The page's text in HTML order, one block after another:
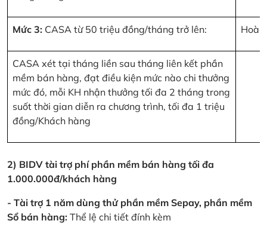
Mức 3: CASA từ 50 triệu đồng/tháng trở lên:
CASA xét tại tháng liền sau tháng liên kết phần
mềm bán hàng, đạt điều kiện mức nào chi thưởng
mức đó, mỗi KH nhận thưởng tối đa 2 tháng trong
suốt thời gian diễn ra chương trình, tối đa 1 triệu
đồng/Khách hàng
2) BIDV tài trợ phí phần mềm bán hàng tối đa
1.000.000đ/khách hàng
- Tài trợ 1 năm dùng thử phần mềm Sepay, phần mềm
Sổ bán hàng: Thể lệ chi tiết đính kèm